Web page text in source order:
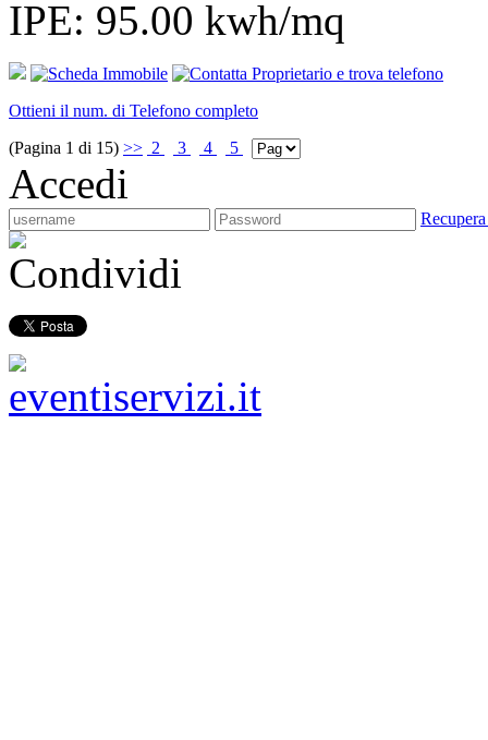
IPE: 95.00 kwh/mq
Ottieni il num. di Telefono completo
(Pagina 1 di 15) >> 2 3 4 5
Accedi
Condividi